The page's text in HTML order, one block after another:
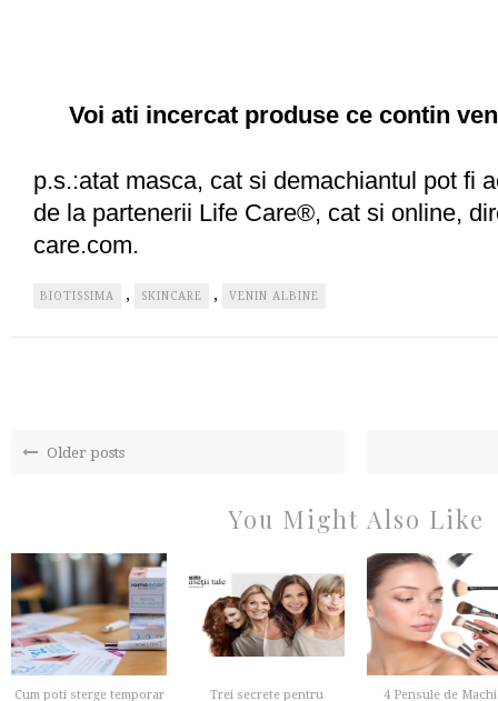
Voi ati incercat produse ce contin
p.s.:atat masca, cat si demachiantul pot fi
de la partenerii Life Care®, cat si online,
care.com.
BIOTISSIMA , SKINCARE , VENIN ALBINE
Older posts
You Might Also Like
Cum poti sterge temporar
Trei secrete pentru
4 Pensule de